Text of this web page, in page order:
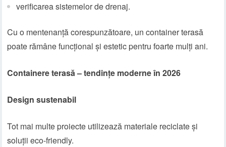
verificarea sistemelor de drenaj.
Cu o mentenanță corespunzătoare, un container terasă
poate rămâne funcțional și estetic pentru foarte mulți ani.
Containere terasă – tendințe moderne în 2026
Design sustenabil
Tot mai multe proiecte utilizează materiale reciclate și
soluții eco-friendly.